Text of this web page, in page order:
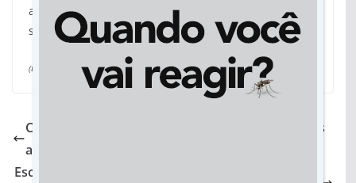
arte de contar histórias com humor, profundidade e
sensibilidade.
(Da redação, com assessoria)
Com cursos rápidos e gratuitos, Qualifica Express
amplia oportunidades no mercado de trabalho
Escritora Márcia Brito lança “Abelhinha Zabeia” em